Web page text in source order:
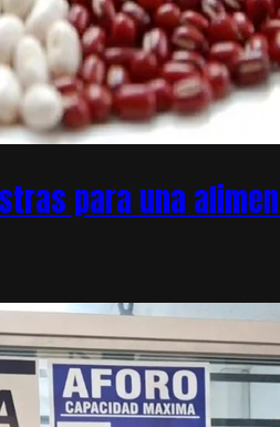
para una